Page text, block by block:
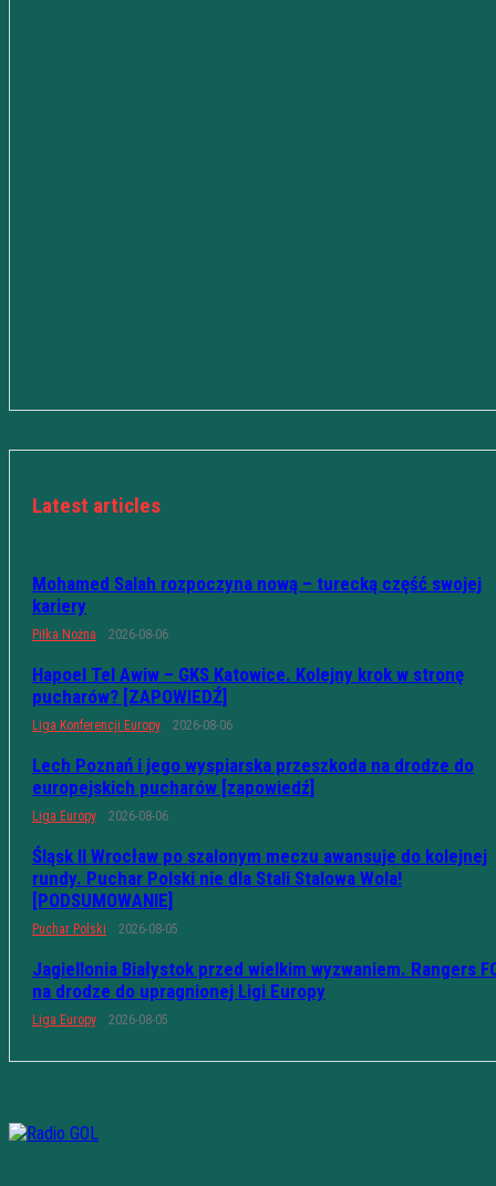
Latest articles
Mohamed Salah rozpoczyna nową – turecką część swojej
kariery
Piłka Nożna 2026-08-06
Hapoel Tel Awiw – GKS Katowice. Kolejny krok w stronę
pucharów? [ZAPOWIEDŹ]
Liga Konferencji Europy 2026-08-06
Lech Poznań i jego wyspiarska przeszkoda na drodze do
europejskich pucharów [zapowiedź]
Liga Europy 2026-08-06
Śląsk II Wrocław po szalonym meczu awansuje do kolejnej
rundy. Puchar Polski nie dla Stali Stalowa Wola!
[PODSUMOWANIE]
Puchar Polski 2026-08-05
Jagiellonia Białystok przed wielkim wyzwaniem. Rangers
na drodze do upragnionej Ligi Europy
Liga Europy 2026-08-05